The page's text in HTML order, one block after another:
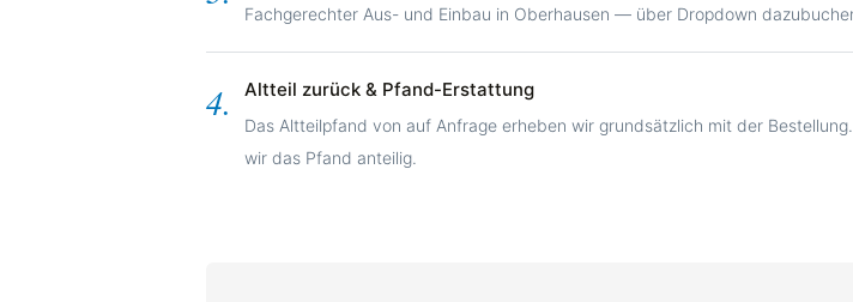
Fachgerechter Aus- und Einbau in Oberhausen — über Dropdown
4. Altteil zurück & Pfand-Erstattung
Das Altteilpfand von auf Anfrage erheben wir grundsätzlich mit der
wir das Pfand anteilig.